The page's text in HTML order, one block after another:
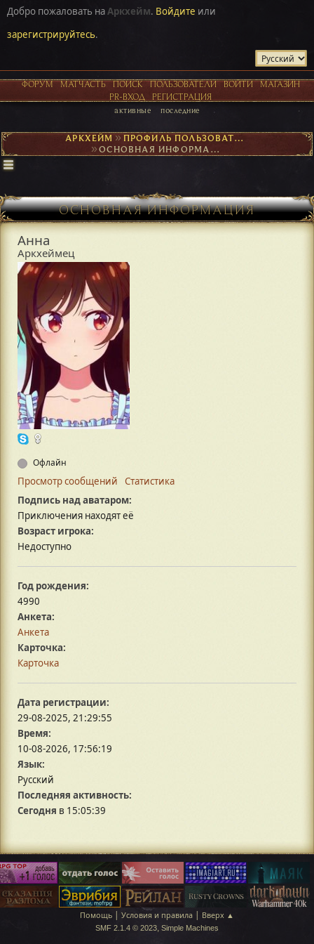
Добро пожаловать наАркхейм. Войдите или
зарегистрируйтесь.
ФОРУМ МАТЧАСТЬ ПОИСК ПОЛЬЗОВАТЕЛИ ВОЙТИ
МАГАЗИН
PR-ВХОД
РЕГИСТРАЦИЯ
активные последние
АРКХЕЙМ► ПРОФИЛЬ ПОЛЬЗОВАТЕЛЯ АННА
► ОСНОВНАЯ ИНФОРМАЦИЯ
ОСНОВНАЯ ИНФОРМАЦИЯ
Анна
Аркхеймец
Офлайн
Просмотр сообщений
Статистика
Подпись над аватаром:
Приключения находят её
Возраст игрока:
Недоступно
Год рождения:
4990
Анкета:
Анкета
Карточка:
Карточка
Дата регистрации:
29-08-2025, 21:29:55
Время:
10-08-2026, 17:56:19
Язык:
Русский
Последняя активность:
Сегодня в 15:05:39
Помощь | Условия и правила | Вверх ▲
SMF 2.1.4 © 2023, Simple Machines